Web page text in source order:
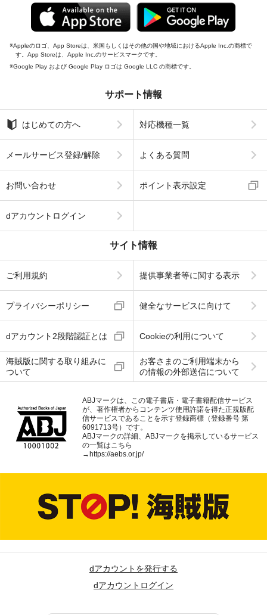
Appleのロゴ、App Storeは、米国もしくはその他の国や地域におけるApple Inc.の商標で
す。App Storeは、Apple Inc.のサービスマークです。
Google Play および Google Play ロゴは Google LLC の商標です。
サポート情報
はじめての方へ 対応機種一覧
メールサービス登録/解除 よくある質問
お問い合わせ ポイント表示設定
dアカウントログイン
サイト情報
ご利用規約 提供事業者等に関する表示
プライバシーポリシー 健全なサービスに向けて
dアカウント2段階認証とは Cookieの利用について
海賊版に関する取り組みに
ついて
お客さまのご利用端末から
の情報の外部送信について
ABJマークは、この電子書店・電子書籍配信サービス
が、著作権者からコンテンツ使用許諾を得た正規版配
信サービスであることを示す登録商標（登録番号 第
6091713号）です。
ABJマークの詳細、ABJマークを掲示しているサービス
の一覧はこちら
→ https://aebs.or.jp/
dアカウントを発行する
dアカウントログイン